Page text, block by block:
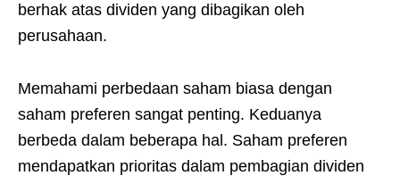
berhak atas dividen yang dibagikan oleh
perusahaan.
Memahami perbedaan saham biasa dengan
saham preferen sangat penting. Keduanya
berbeda dalam beberapa hal. Saham preferen
mendapatkan prioritas dalam pembagian dividen